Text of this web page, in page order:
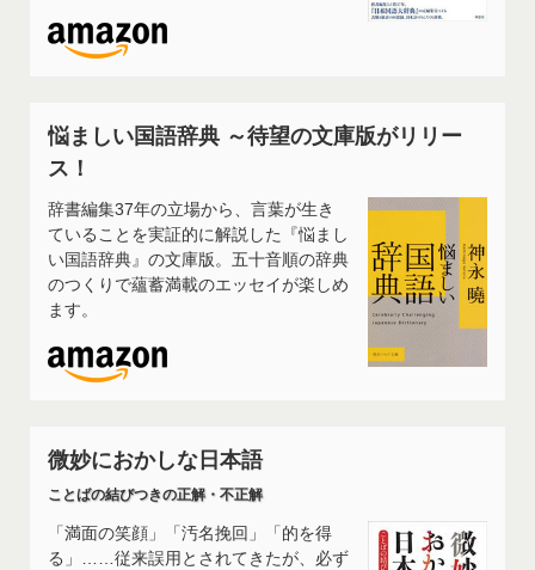
悩ましい国語辞典 ～待望の文庫版がリリー
ス！
辞書編集37年の立場から、言葉が生き
ていることを実証的に解説した『悩まし
い国語辞典』の文庫版。五十音順の辞典
のつくりで蘊蓄満載のエッセイが楽しめ
ます。
微妙におかしな日本語
ことばの結びつきの正解・不正解
「満面の笑顔」「汚名挽回」「的を得
る」……従来誤用とされてきたが、必ず